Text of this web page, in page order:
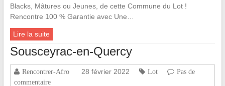
Blacks, Mâtures ou Jeunes, de cette Commune du Lot !
Rencontre 100 % Garantie avec Une…
Lire la suite
Sousceyrac-en-Quercy
Rencontrer-Afro 28 février 2022 Lot
Pas de
commentaire